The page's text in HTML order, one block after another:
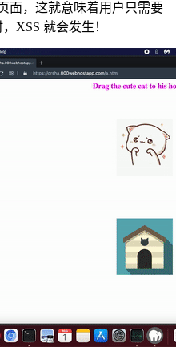
面，这就意味着用户只需要
XSS 就会发生！